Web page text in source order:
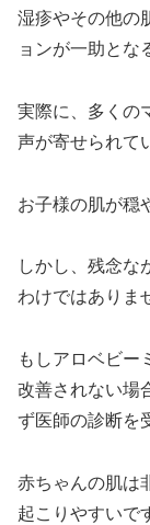
湿疹やその他の
ョンが一助とな
実際に、多くの
声が寄せられて
お子様の肌が穏
しかし、残念な
わけではありま
もしアロベビー
改善されない場
ず医師の診断を
赤ちゃんの肌は
起こりやすいで